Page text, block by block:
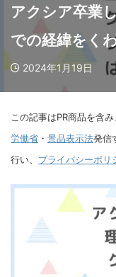
アクシア卒業
での経緯をく
2024年1月19日
この記事はPR商品を含み
労働省 ・ 景品表示法発信
行い、 ブライバシーポリ